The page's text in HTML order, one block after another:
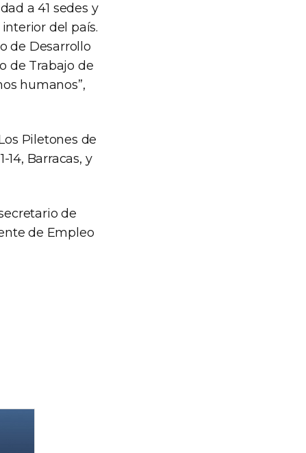
a 41 sedes y
del país.
de Desarrollo
de Trabajo de
humanos”,
Piletones de
14, Barracas, y
de
de Empleo